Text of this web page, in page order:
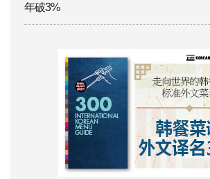
年破3%